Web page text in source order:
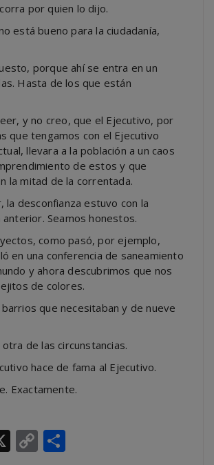
por quien lo dijo.
está bueno para la ciudadanía,
porque ahí se entra en un
Hasta de los que están
y no creo, que el Ejecutivo, por
que tengamos con el Ejecutivo
llevara a la población a un caos
de estos y que
la mitad de la correntada.
la desconfianza estuvo con la
anterior. Seamos honestos.
como pasó, por ejemplo,
en una conferencia de saneamiento
y ahora descubrimos que nos
de colores.
que necesitaban y de nueve
de las circunstancias.
hace de fama al Ejecutivo.
Exactamente.
X Copy